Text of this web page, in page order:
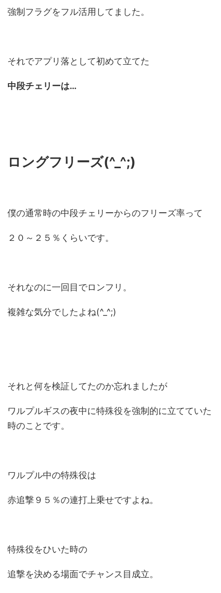
強制フラグをフル活用してました。
それでアプリ落として初めて立てた
中段チェリーは…
ロングフリーズ(^_^;)
僕の通常時の中段チェリーからのフリーズ率って
２０～２５％くらいです。
それなのに一回目でロンフリ。
複雑な気分でしたよね(^_^;)
それと何を検証してたのか忘れましたが
ワルプルギスの夜中に特殊役を強制的に立てていた
時のことです。
ワルプル中の特殊役は
赤追撃９５％の連打上乗せですよね。
特殊役をひいた時の
追撃を決める場面でチャンス目成立。